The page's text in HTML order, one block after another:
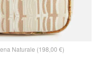
Naturale (198,00 €)